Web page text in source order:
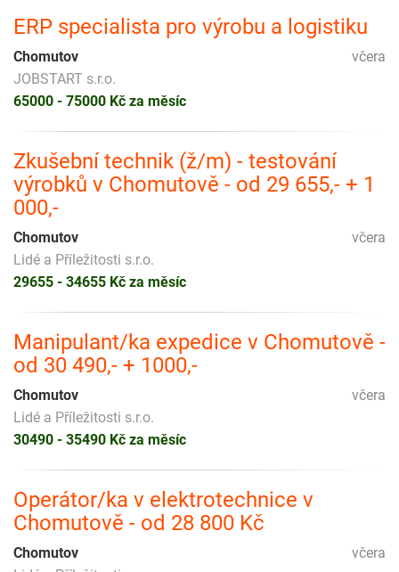
ERP specialista pro výrobu a logistiku
včera
Chomutov
JOBSTART s.r.o.
65000 - 75000 Kč za měsíc
Zkušební technik (ž/m) - testování
výrobků v Chomutově - od 29 655,- + 1
000,-
včera
Chomutov
Lidé a Příležitosti s.r.o.
29655 - 34655 Kč za měsíc
Manipulant/ka expedice v Chomutově -
od 30 490,- + 1000,-
včera
Chomutov
Lidé a Příležitosti s.r.o.
30490 - 35490 Kč za měsíc
Operátor/ka v elektrotechnice v
Chomutově - od 28 800 Kč
včera
Chomutov